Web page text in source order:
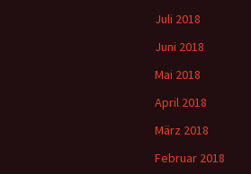
Juli 2018
Juni 2018
Mai 2018
April 2018
März 2018
Februar 2018